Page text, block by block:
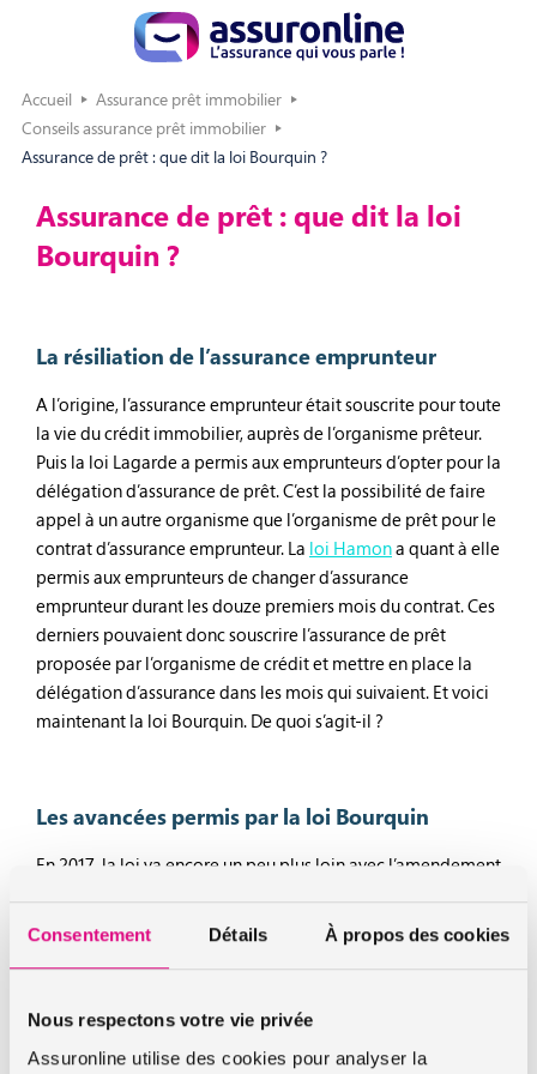
Consentement Détails À propos des cookies
Nous respectons votre vie privée
Assuronline utilise des cookies pour analyser la
Accueil
Assurance prêt immobilier
Conseils assurance prêt immobilier
Assurance de prêt : que dit la loi Bourquin ?
Assurance de prêt : que dit la loi
Bourquin ?
La résiliation de l’assurance emprunteur
A l’origine, l’assurance emprunteur était souscrite pour toute
la vie du crédit immobilier, auprès de l’organisme prêteur.
Puis la loi Lagarde a permis aux emprunteurs d’opter pour la
délégation d’assurance de prêt. C’est la possibilité de faire
appel à un autre organisme que l’organisme de prêt pour le
contrat d’assurance emprunteur. La loi Hamona quant à elle
permis aux emprunteurs de changer d’assurance
emprunteur durant les douze premiers mois du contrat. Ces
derniers pouvaient donc souscrire l’assurance de prêt
proposée par l’organisme de crédit et mettre en place la
délégation d’assurance dans les mois qui suivaient. Et voici
maintenant la loi Bourquin. De quoi s’agit-il ?
Les avancées permis par la loi Bourquin
En 2017, la loi va encore un peu plus loin avec l’amendement
emprunteur chaque année à la date anniversaire du contrat.
Cette possibilité est soumise à deux conditions :
niveau de couverture exigé par l’organisme de crédit